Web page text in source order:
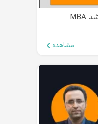
مصاحبه با رتبه ۷ کنکور ارشد MBA
مشاهده